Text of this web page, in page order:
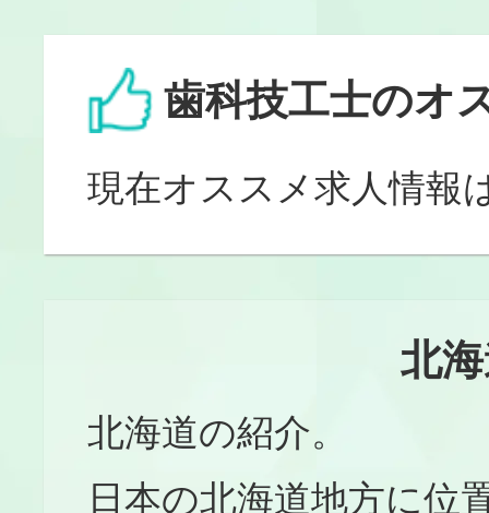
歯科技工士のオ
現在オススメ求人情報
北
北海道の紹介。
日本の北海道地方に位